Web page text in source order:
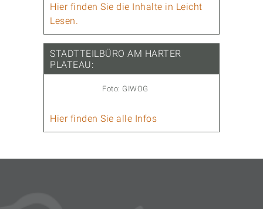
Hier finden Sie die Inhalte in Leicht
Lesen.
STADTTEILBÜRO AM HARTER
PLATEAU:
Foto: GIWOG
Hier finden Sie alle Infos